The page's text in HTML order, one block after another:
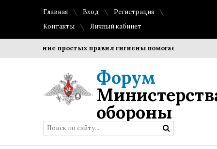
Главная Вход
Регистрация
Контакты
Личный кабинет
Соблюдение простых правил гигиены помогает сохранить
Форум
обороны